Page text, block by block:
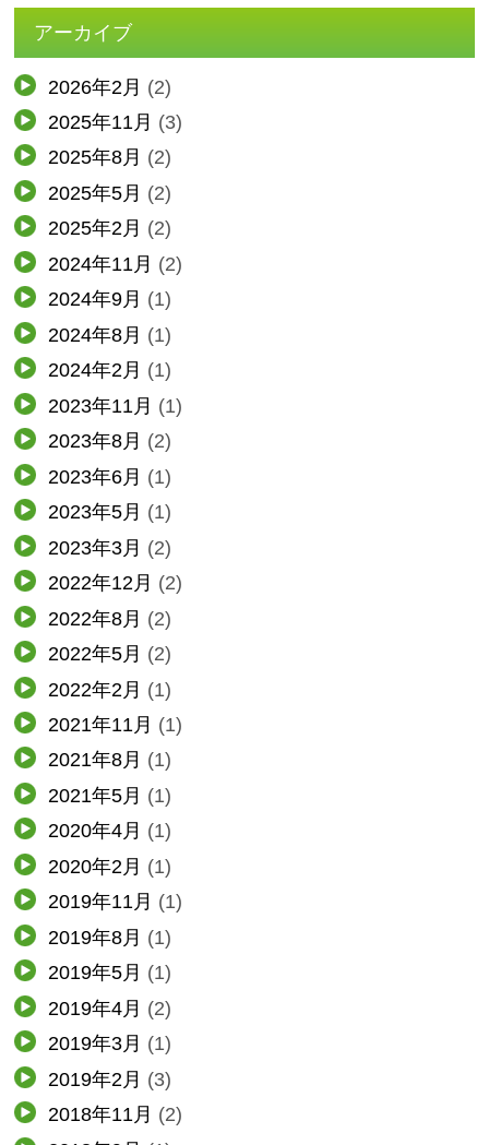
アーカイブ
2026年2月 (2)
2025年11月 (3)
2025年8月 (2)
2025年5月 (2)
2025年2月 (2)
2024年11月 (2)
2024年9月 (1)
2024年8月 (1)
2024年2月 (1)
2023年11月 (1)
2023年8月 (2)
2023年6月 (1)
2023年5月 (1)
2023年3月 (2)
2022年12月 (2)
2022年8月 (2)
2022年5月 (2)
2022年2月 (1)
2021年11月 (1)
2021年8月 (1)
2021年5月 (1)
2020年4月 (1)
2020年2月 (1)
2019年11月 (1)
2019年8月 (1)
2019年5月 (1)
2019年4月 (2)
2019年3月 (1)
2019年2月 (3)
2018年11月 (2)